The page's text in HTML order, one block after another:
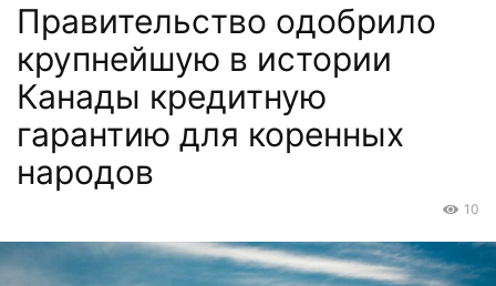
Правительство одобрило
крупнейшую в истории
Канады кредитную
гарантию для коренных
народов
10